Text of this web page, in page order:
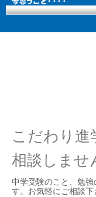
こだわり進
相談しませ
中学受験のこと、勉
す。お気軽にご相談下